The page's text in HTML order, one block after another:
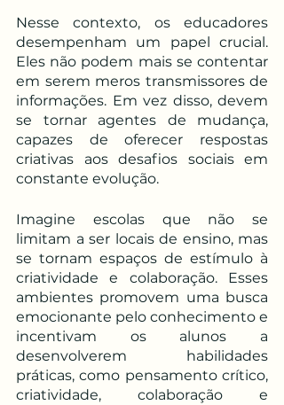
Nesse contexto, os educadores
desempenham um papel crucial.
Eles não podem mais se contentar
em serem meros transmissores de
informações. Em vez disso, devem
se tornar agentes de mudança,
capazes de oferecer respostas
criativas aos desafios sociais em
constante evolução.
Imagine escolas que não se
limitam a ser locais de ensino, mas
se tornam espaços de estímulo à
criatividade e colaboração. Esses
ambientes promovem uma busca
emocionante pelo conhecimento e
incentivam os alunos a
desenvolverem habilidades
práticas, como pensamento crítico,
criatividade, colaboração e